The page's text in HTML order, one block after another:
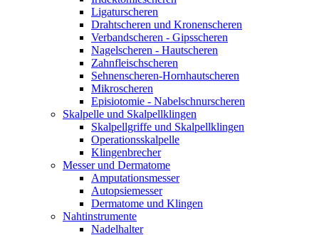
Ligaturscheren
Drahtscheren und Kronenscheren
Verbandscheren - Gipsscheren
Nagelscheren - Hautscheren
Zahnfleischscheren
Sehnenscheren-Hornhautscheren
Mikroscheren
Episiotomie - Nabelschnurscheren
Skalpelle und Skalpellklingen
Skalpellgriffe und Skalpellklingen
Operationsskalpelle
Klingenbrecher
Messer und Dermatome
Amputationsmesser
Autopsiemesser
Dermatome und Klingen
Nahtinstrumente
Nadelhalter